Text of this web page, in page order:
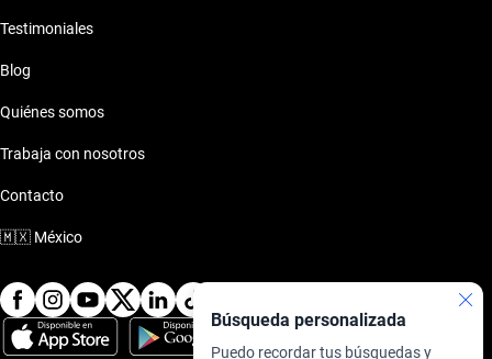
Búsqueda personalizada
Puedo recordar tus búsquedas y
Testimoniales
Blog
Quiénes somos
Trabaja con nosotros
Contacto
🇲🇽 México